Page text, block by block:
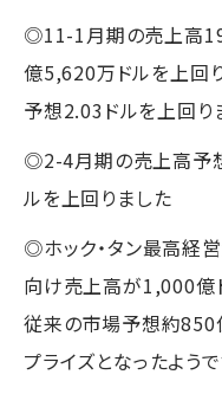
◎11-1月期の売上高
億5,620万ドルを上回
予想2.03ドルを上回り
◎2-4月期の売上高予
ルを上回りました
◎ホック・タン最高経
向け売上高が1,000億
従来の市場予想約850
プライズとなったよう